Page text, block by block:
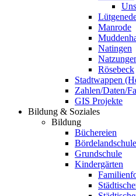
Manrode
Natingen
Rösebeck
Stadtwappen
Zahlen/Daten/
GIS Projekte
Bildung & Soziales
Bildung
Büchereien
Bördelandschule
Grundschule
Kindergärten